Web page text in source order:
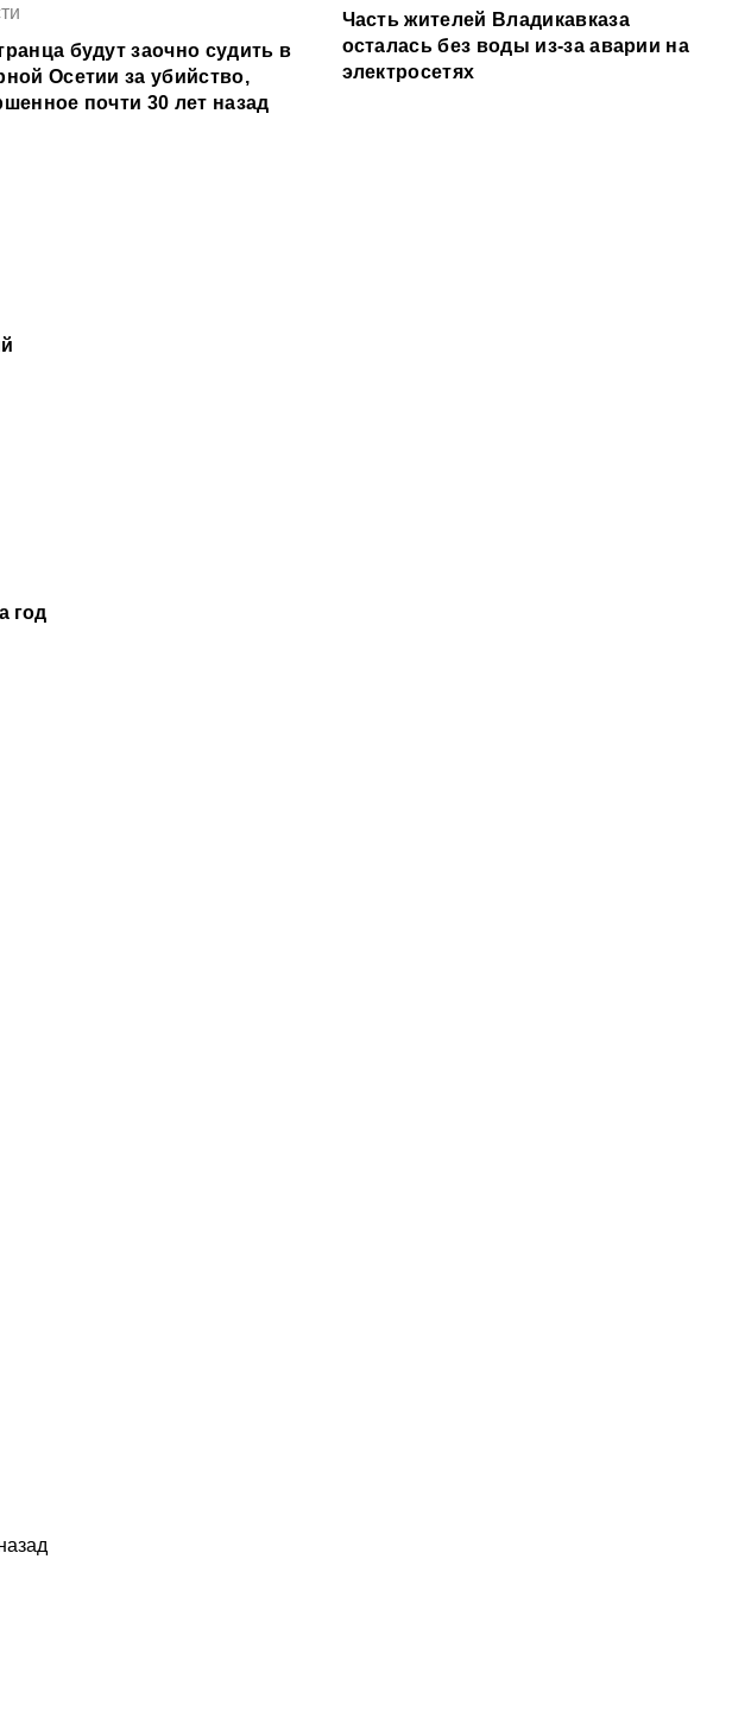
год
будут заочно судить в
Осетии за убийство,
почти 30 лет назад
Часть жителей Владикавказа
осталась без воды из-за аварии на
электросетях